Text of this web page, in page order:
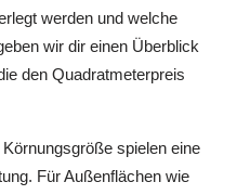
werden und welche
wir dir einen Überblick
den Quadratmeterpreis
spielen eine
Für Außenflächen wie